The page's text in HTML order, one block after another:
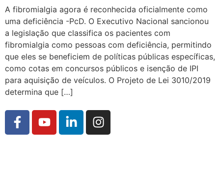
A fibromialgia agora é reconhecida oficialmente como
uma deficiência -PcD. O Executivo Nacional sancionou
a legislação que classifica os pacientes com
fibromialgia como pessoas com deficiência, permitindo
que eles se beneficiem de políticas públicas específicas,
como cotas em concursos públicos e isenção de IPI
para aquisição de veículos. O Projeto de Lei 3010/2019
determina que […]